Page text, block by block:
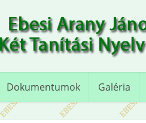
Dokumentumok Galéria